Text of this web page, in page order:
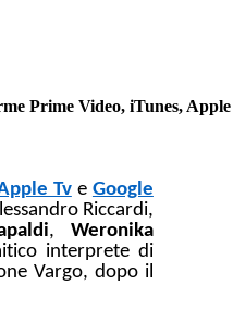
Prime Video, iTunes, Apple
Tve Google
Riccardi,
, Weronika
interprete di
Vargo, dopo il